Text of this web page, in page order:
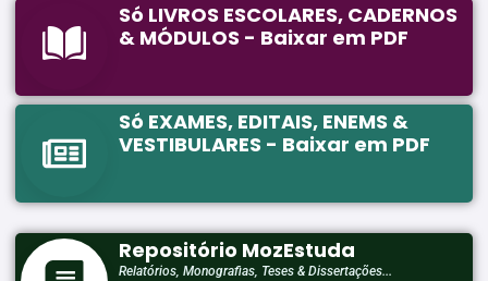
Só LIVROS ESCOLARES, CADERNOS
& MÓDULOS - Baixar em PDF
Só EXAMES, EDITAIS, ENEMS &
VESTIBULARES - Baixar em PDF
Repositório MozEstuda
Relatórios, Monografias, Teses & Dissertações...